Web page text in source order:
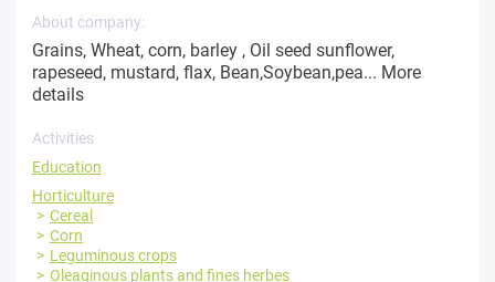
About company:
Grains, Wheat, corn, barley , Oil seed sunflower,
rapeseed, mustard, flax, Bean,Soybean,pea... More
details
Activities
Education
Horticulture
Cereal
Corn
Leguminous crops
Oleaginous plants and fines herbes